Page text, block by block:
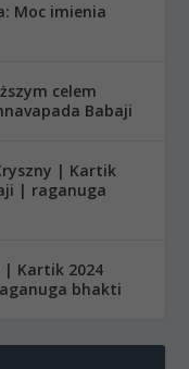
Moc imienia
celem
Babaji
| Kartik
| raganuga
| Kartik 2024
bhakti